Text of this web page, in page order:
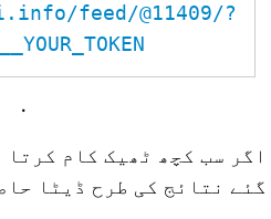
feed/@11409/?
.
اگر سب کچھ ٹھیک کام
گئے نتائج کی طرح ڈیٹا